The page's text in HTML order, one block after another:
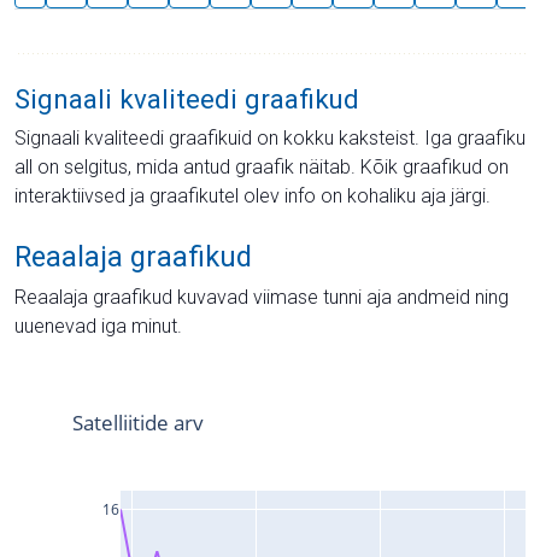
Signaali kvaliteedi graafikud
Signaali kvaliteedi graafikuid on kokku kaksteist. Iga graafiku
all on selgitus, mida antud graafik näitab. Kõik graafikud on
interaktiivsed ja graafikutel olev info on kohaliku aja järgi.
Reaalaja graafikud
Reaalaja graafikud kuvavad viimase tunni aja andmeid ning
uuenevad iga minut.